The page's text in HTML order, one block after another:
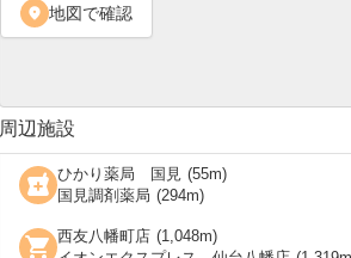
location_on 地図で確認
周辺施設
local_pharmacy ひかり薬局 国見 (55m)
国見調剤薬局 (294m)
shopping_cart 西友八幡町店 (1,048m)